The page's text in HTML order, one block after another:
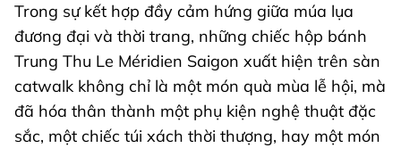
Trong sự kết hợp đầy cảm hứng giữa múa lụa
đương đại và thời trang, những chiếc hộp bánh
Trung Thu Le Méridien Saigon xuất hiện trên sàn
catwalk không chỉ là một món quà mùa lễ hội, mà
đã hóa thân thành một phụ kiện nghệ thuật đặc
sắc, một chiếc túi xách thời thượng, hay một món